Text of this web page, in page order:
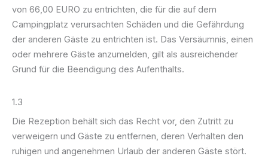
von 66,00 EURO zu entrichten, die für die auf dem
Campingplatz verursachten Schäden und die Gefährdung
der anderen Gäste zu entrichten ist. Das Versäumnis, einen
oder mehrere Gäste anzumelden, gilt als ausreichender
Grund für die Beendigung des Aufenthalts.
1.3
Die Rezeption behält sich das Recht vor, den Zutritt zu
verweigern und Gäste zu entfernen, deren Verhalten den
ruhigen und angenehmen Urlaub der anderen Gäste stört.